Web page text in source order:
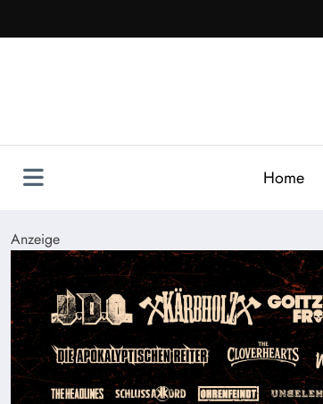
Inhalt
Home
Anzeige